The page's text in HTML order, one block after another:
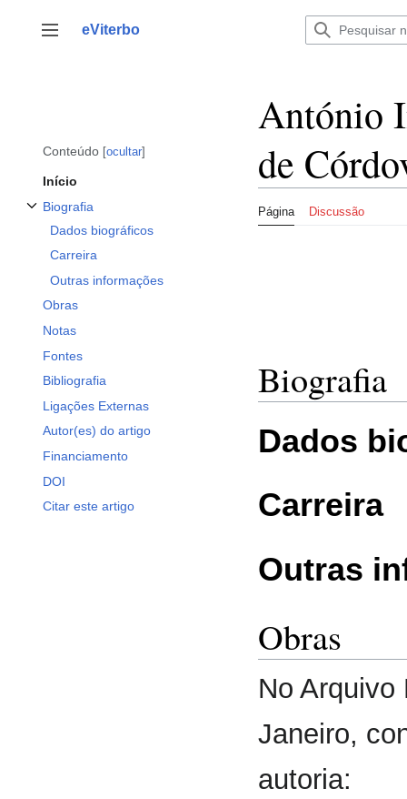
para
Alternar barra lateral
eViterbo
Conteúdo ocultar
Início
Biografia
Dados biográficos
Carreira
Outras informações
Obras
Notas
Fontes
Bibliografia
Ligações Externas
Autor(es) do artigo
Financiamento
DOI
Citar este artigo
António
de
Página Discussão
Biografia
Dados
Carreira
Outras
Obras
No
Janeiro,
autoria: